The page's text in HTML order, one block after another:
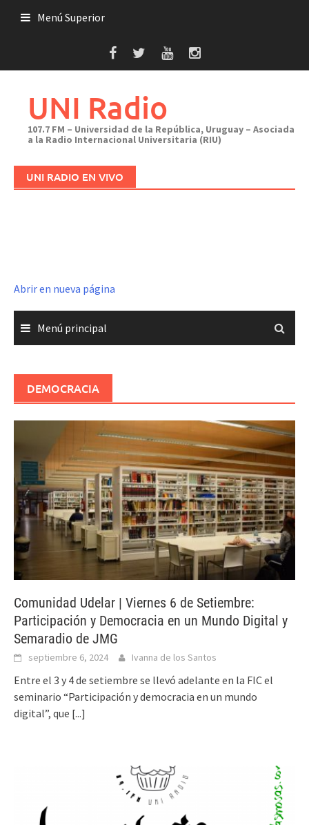
Menú Superior
UNI Radio
107.7 FM – Universidad de la República, Uruguay – Asociada
a la Radio Internacional Universitaria (RIU)
UNI RADIO EN VIVO
Abrir en nueva página
Menú principal
DEMOCRACIA
Comunidad Udelar | Viernes 6 de Setiembre:
Participación y Democracia en un Mundo Digital y
Semaradio de JMG
septiembre 6, 2024 Ivanna de los Santos
Entre el 3 y 4 de setiembre se llevó adelante en la FIC el
seminario “Participación y democracia en un mundo
digital”, que [...]